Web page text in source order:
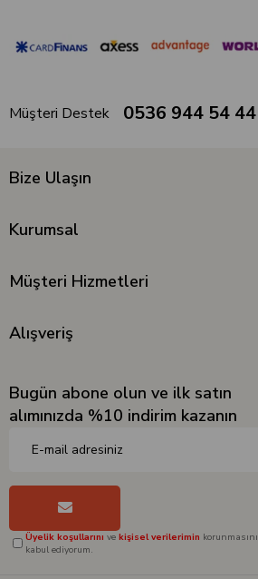
Müşteri Destek 0536 944 54 44
Bize Ulaşın
Kurumsal
Müşteri Hizmetleri
Alışveriş
Bugün abone olun ve ilk satın
alımınızda %10 indirim kazanın
Üyelik koşullarını ve kişisel verilerimin korunmasını
kabul ediyorum.